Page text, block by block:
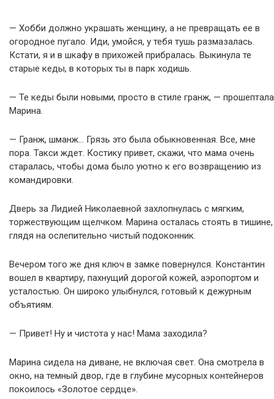
— Хобби должно украшать женщину, а не превращать ее в
огородное пугало. Иди, умойся, у тебя тушь размазалась.
Кстати, я и в шкафу в прихожей прибралась. Выкинула те
старые кеды, в которых ты в парк ходишь.
— Те кеды были новыми, просто в стиле гранж, — прошептала
Марина.
— Гранж, шманж… Грязь это была обыкновенная. Все, мне
пора. Такси ждет. Костику привет, скажи, что мама очень
старалась, чтобы дома было уютно к его возвращению из
командировки.
Дверь за Лидией Николаевной захлопнулась с мягким,
торжествующим щелчком. Марина осталась стоять в тишине,
глядя на ослепительно чистый подоконник.
Вечером того же дня ключ в замке повернулся. Константин
вошел в квартиру, пахнущий дорогой кожей, аэропортом и
усталостью. Он широко улыбнулся, готовый к дежурным
объятиям.
— Привет! Ну и чистота у нас! Мама заходила?
Марина сидела на диване, не включая свет. Она смотрела в
окно, на темный двор, где в глубине мусорных контейнеров
покоилось «Золотое сердце».